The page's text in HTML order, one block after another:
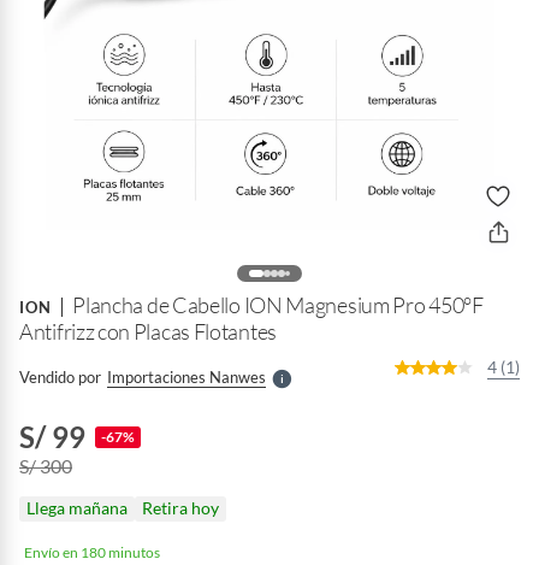
ION
Plancha de Cabello ION Magnesium Pro 450°F
Antifrizz con Placas Flotantes
Vendido por Importaciones NanwesS
l
e
r
I
4 (1)
S/ 99 -67%
S/ 300
Llega mañana Retira hoy
Envío en 180 minutos